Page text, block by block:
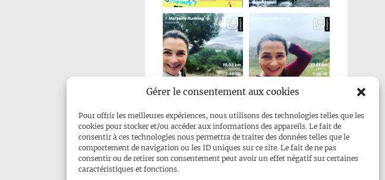
Gérer le consentement aux cookies
Pour offrir les meilleures expériences, nous utilisons des technologies telles que les
cookies pour stocker et/ou accéder aux informations des appareils. Le fait de
consentir à ces technologies nous permettra de traiter des données telles que le
comportement de navigation ou les ID uniques sur ce site. Le fait de ne pas
consentir ou de retirer son consentement peut avoir un effet négatif sur certaines
caractéristiques et fonctions.
Mehr anzeigen...
Folge uns auf Instagram